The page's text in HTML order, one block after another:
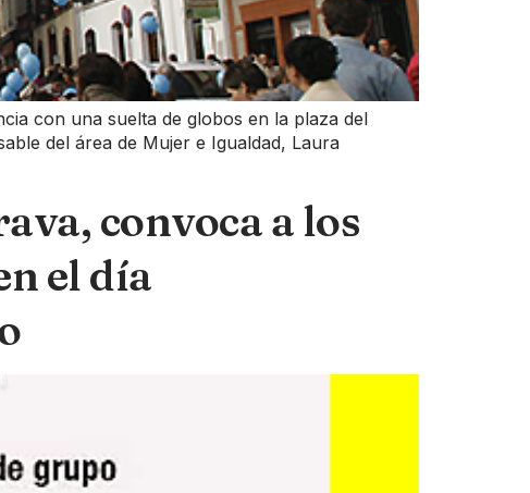
con una suelta de globos en la plaza del
del área de Mujer e Igualdad, Laura
convoca a los
el día